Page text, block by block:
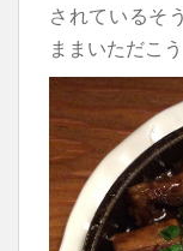
されているそ
ままいただこう